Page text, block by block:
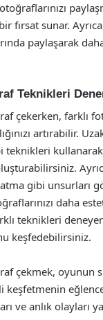
fırsat sunar.
paylaşarak
Teknikleri
çekerken, farklı
artırabilir.
teknikleri
gibi unsurları
daha
teknikleri
keşfedebilirsiniz.
çekmek, oyunun
keşfetmenin
ve anlık olayları